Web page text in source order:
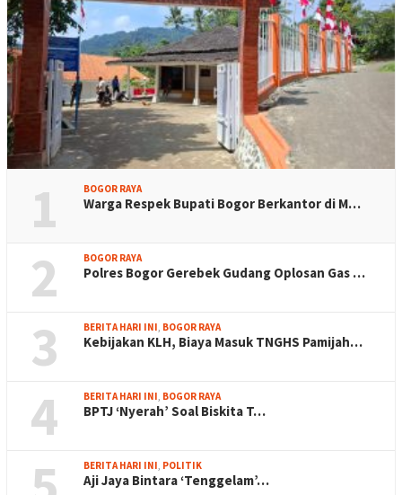
1 BOGOR RAYA
Warga Respek Bupati Bogor Berkantor di M…
2 BOGOR RAYA
Polres Bogor Gerebek Gudang Oplosan Gas …
3 BERITA HARI INI BOGOR RAYA
Kebijakan KLH, Biaya Masuk TNGHS Pamijah…
4 BERITA HARI INI BOGOR RAYA
BPTJ ‘Nyerah’ Soal Biskita T…
BERITA HARI INI POLITIK
Aji Jaya Bintara ‘Tenggelam’…